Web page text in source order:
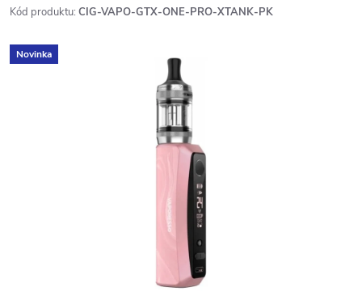
Kód produktu: CIG-VAPO-GTX-ONE-PRO-XTANK-PK
Novinka